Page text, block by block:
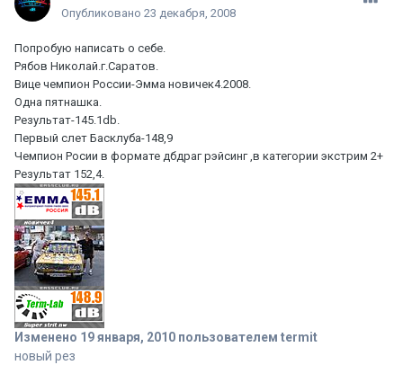
Опубликовано 23 декабря, 2008
Попробую написать о себе.
Рябов Николай.г.Саратов.
Вице чемпион России-Эмма новичек4.2008.
Одна пятнашка.
Результат-145.1db.
Первый слет Басклуба-148,9
Чемпион Росии в формате дбдраг рэйсинг ,в категории экстрим 2+
Результат 152,4.
Изменено 19 января, 2010 пользователем termit
новый рез